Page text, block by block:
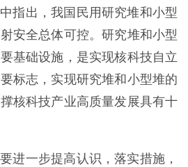
指出，我国民用研究堆和小型
安全总体可控。研究堆和小型
基础设施，是实现核科技自立
标志，实现研究堆和小型堆的
核科技产业高质量发展具有十
进一步提高认识，落实措施，